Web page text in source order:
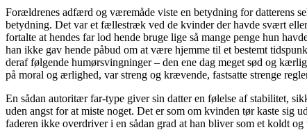
Forældrenes adfærd og væremåde viste en betydning for datterens
betydning. Det var et fællestræk ved de kvinder der havde svært
fortalte at hendes far lod hende bruge lige så mange penge hun
han ikke gav hende påbud om at være hjemme til et bestemt
deraf følgende humørsvingninger – den ene dag meget sød og
på moral og ærlighed, var streng og krævende, fastsatte strenge
En sådan autoritær far-type giver sin datter en følelse af stabilitet,
uden angst for at miste noget. Det er som om kvinden tør kaste sig
faderen ikke overdriver i en sådan grad at han bliver som et koldt